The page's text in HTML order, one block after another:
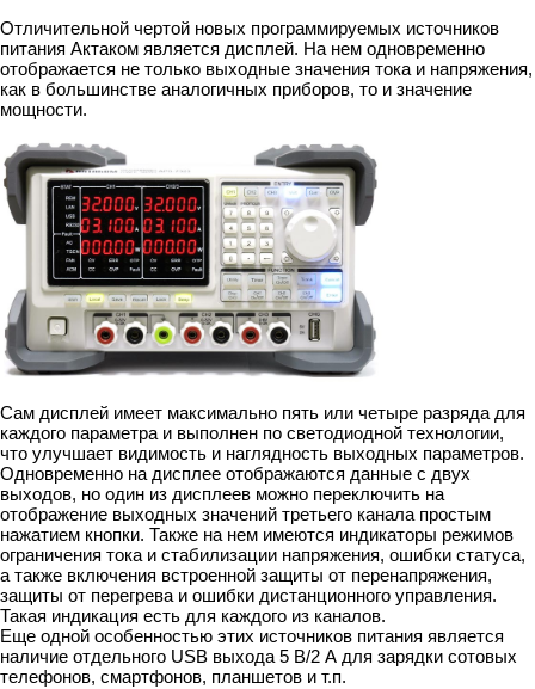
Отличительной чертой новых программируемых источников
питания Актаком является дисплей. На нем одновременно
отображается не только выходные значения тока и напряжения,
как в большинстве аналогичных приборов, то и значение
мощности.
Сам дисплей имеет максимально пять или четыре разряда для
каждого параметра и выполнен по светодиодной технологии,
что улучшает видимость и наглядность выходных параметров.
Одновременно на дисплее отображаются данные с двух
выходов, но один из дисплеев можно переключить на
отображение выходных значений третьего канала простым
нажатием кнопки. Также на нем имеются индикаторы режимов
ограничения тока и стабилизации напряжения, ошибки статуса,
а также включения встроенной защиты от перенапряжения,
защиты от перегрева и ошибки дистанционного управления.
Такая индикация есть для каждого из каналов.
Еще одной особенностью этих источников питания является
наличие отдельного USB выхода 5 В/2 А для зарядки сотовых
телефонов, смартфонов, планшетов и т.п.